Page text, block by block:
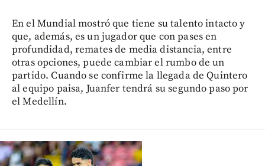
En el Mundial mostró que tiene su talento intacto y
que, además, es un jugador que con pases en
profundidad, remates de media distancia, entre
otras opciones, puede cambiar el rumbo de un
partido. Cuando se confirme la llegada de Quintero
al equipo paisa, Juanfer tendrá su segundo paso por
el Medellín.